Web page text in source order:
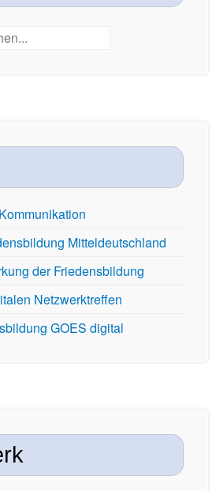
Mitteldeutschland
der Friedensbildung
Netzwerktreffen
GOES digital